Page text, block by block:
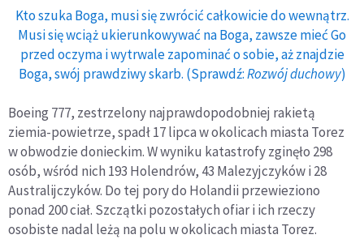
Kto szuka Boga, musi się zwrócić całkowicie do wewnątrz.
Musi się wciąż ukierunkowywać na Boga, zawsze mieć Go
przed oczyma i wytrwale zapominać o sobie, aż znajdzie
Boga, swój prawdziwy skarb. (Sprawdź:Rozwój duchowy)
Boeing 777, zestrzelony najprawdopodobniej rakietą
ziemia-powietrze, spadł 17 lipca w okolicach miasta Torez
w obwodzie donieckim. W wyniku katastrofy zginęło 298
osób, wśród nich 193 Holendrów, 43 Malezyjczyków i 28
Australijczyków. Do tej pory do Holandii przewieziono
ponad 200 ciał. Szczątki pozostałych ofiar i ich rzeczy
osobiste nadal leżą na polu w okolicach miasta Torez.